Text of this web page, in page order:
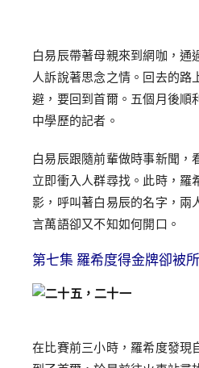
白易辰帶著母親來到網咖，通
人訴說著思念之情。回去的路
避，要回到首爾。五個月後順
中學歷的記者。
白易辰跟隨前輩做時事新聞，
立即衝入人群尋找。此時，羅
影，呼叫著白易辰的名字，兩
言萬語卻又不知如何開口。
第七集 羅希度得金牌卻被
在比賽前三小時，羅希度發現